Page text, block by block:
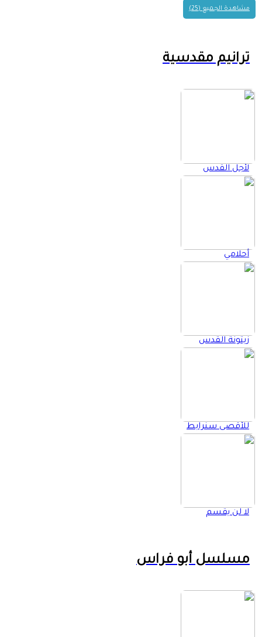
مشاهدة الجميع (25)
ترانيم مقدسية
لأجل القدس
أحلامي
زيتونة القدس
للأقصى سنرابط
لا لن يقسم
مسلسل أبو فراس